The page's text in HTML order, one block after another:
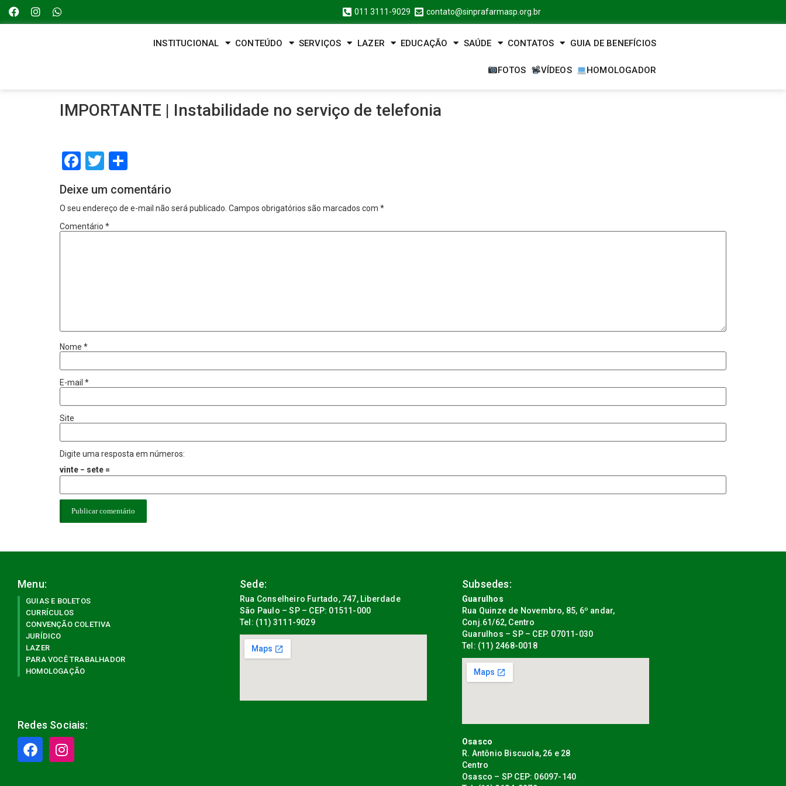
011 3111-9029 contato@sinprafarmasp.org.br
INSTITUCIONAL CONTEÚDO SERVIÇOS LAZER EDUCAÇÃO SAÚDE CONTATOS GUIA DE BENEFÍCIOS
FOTOS VÍDEOS HOMOLOGADOR
IMPORTANTE | Instabilidade no serviço de telefonia
Facebook
Twitter
Deixe um comentário
O seu endereço de e-mail não será publicado. Campos obrigatórios são marcados com *
Comentário *
Nome *
E-mail *
Site
Digite uma resposta em números:
vinte − sete =
Menu:
GUIAS E BOLETOS
CURRÍCULOS
CONVENÇÃO COLETIVA
JURÍDICO
LAZER
PARA VOCÊ TRABALHADOR
HOMOLOGAÇÃO
Redes Sociais:
Sede:
Rua Conselheiro Furtado, 747, Liberdade
São Paulo – SP – CEP: 01511-000
Tel: (11) 3111-9029
Subsedes:
Guarulhos
Rua Quinze de Novembro, 85, 6º andar,
Conj.61/62, Centro
Guarulhos – SP – CEP. 07011-030
Tel: (11) 2468-0018
Osasco
R. Antônio Biscuola, 26 e 28
Centro
Osasco – SP CEP: 06097-140